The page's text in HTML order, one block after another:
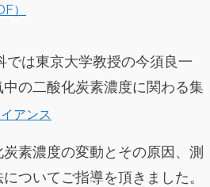
）
アンス
では東京大学教授の今須良一
の二酸化炭素濃度に関わる集
素濃度の変動とその原因、測
ついてご指導を頂きました。